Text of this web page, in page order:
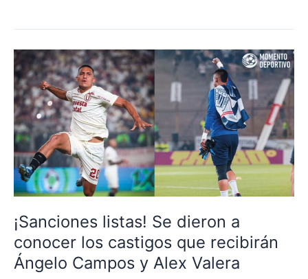
resolución
con
respecto
a
la
apelación
de
Alianza
Lima
que
se
levante
la
¡Sanciones listas! Se dieron a
conocer los castigos que recibirán
Ángelo Campos y Alex Valera